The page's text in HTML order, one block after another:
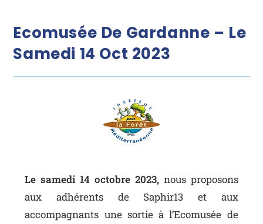
Ecomusée De Gardanne – Le
Samedi 14 Oct 2023
Le samedi 14 octobre 2023, nous proposons
aux adhérents de Saphir13 et aux
accompagnants une sortie à l’Ecomusée de